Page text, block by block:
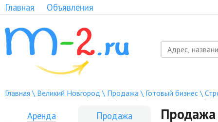
Главная Объявления
Главная \ Великий Новгород \ Продажа\ Готовый бизнес\
Аренда Продажа
Продажа